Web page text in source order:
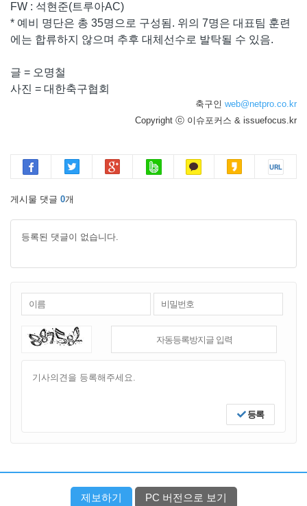
FW : 석현준(트루아AC)
* 예비 명단은 총 35명으로 구성됨. 위의 7명은 대표팀 훈련
에는 합류하지 않으며 추후 대체선수로 발탁될 수 있음.
글 = 오명철
사진 = 대한축구협회
축구인 web@netpro.co.kr
Copyright ⓒ 이슈포커스 & issuefocus.kr
게시물 댓글 0개
등록된 댓글이 없습니다.
등록
제보하기 PC 버전으로 보기